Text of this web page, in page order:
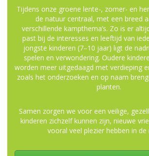
Tijdens onze groene lente-, zomer- en
de natuur centraal, met een breed
verschillende kampthema’s. Zo is er
past bij de interesses en leeftijd van
jongste kinderen (7–10 jaar) ligt de
spelen en verwondering. Oudere
worden meer uitgedaagd met verdieping
zoals het onderzoeken en op naam
planten.
Samen zorgen we voor een veilige,
kinderen zichzelf kunnen zijn, nieuwe
vooral veel plezier hebben in de